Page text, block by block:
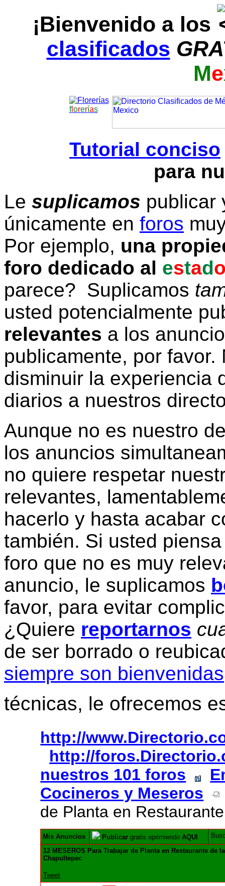
¡Bienvenido a los
clasificados
Me
florerías
Tutorial conciso
para
Le suplicamos publicar
únicamente en foros
Por ejemplo, una
foro dedicado al estad
parece? Suplicamos
usted potencialmente
relevantes a los
publicamente, por
disminuir la experiencia
diarios a nuestros
Aunque no es nuestro
los anuncios
no quiere respetar
relevantes,
hacerlo y hasta acabar
también. Si usted
foro que no es muy
anuncio, le suplicamos
favor, para evitar
¿Quiere reportarnos
de ser borrado o
siempre son bienvenidas
técnicas, le ofrecemos
http://
http://
nuestros 101 foros
Cocineros y Meseros
de Planta en
Mis Anuncios Publicar gratis oprimiendoAQUI
12 MESEROS Para Trabajar de Planta en Restaurante de
Chapultepec
Tweet